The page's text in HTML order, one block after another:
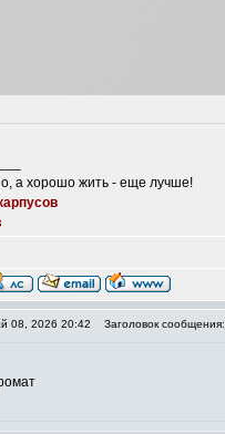
а хорошо жить - еще лучше!
08, 2026 20:42 Заголовок сообщения: